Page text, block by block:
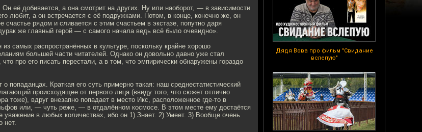
Дядя Вова про фильм "Свидание
вслепую"
её добивается, а она смотрит на других. Ну или наоборот, — в зависимости
любит, а он встречается с её подружками. Потом, в конце, конечно же, он
счастье рядом и сливается с этим счастьем в экстазе, попутно даря
же главный герой — с самого начала ведь всё было очевидно».
самых распространённых в культуре, поскольку крайне хорошо
большей части читателей. Однако он довольно давно уже стал
про его писать перестали, а в том, что эмпирически обнаружены гораздо
Краткая его суть примерно такая: наш среднестатистический
происходящее от первого лица (ввиду того, что сюжет отлично
тоже), вдруг внезапно попадает в место Икс, расположенное где-то в
или, — чуть реже, — в отдалённом космосе. В этом месте ему достаётся
уважение в любых количествах, ибо он 1) Знает. 2) Умеет. 3) Вообще очень
нет.